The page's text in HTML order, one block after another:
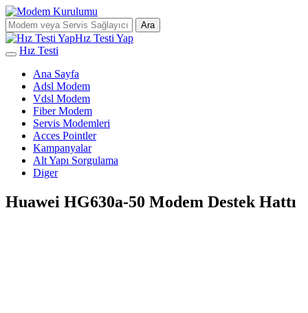
Ara
Hız Testi Yap
Hız Testi
Ana Sayfa
Adsl Modem
Vdsl Modem
Fiber Modem
Servis Modemleri
Acces Pointler
Kampanyalar
Alt Yapı Sorgulama
Diger
Huawei HG630a-50 Modem Destek Hattı